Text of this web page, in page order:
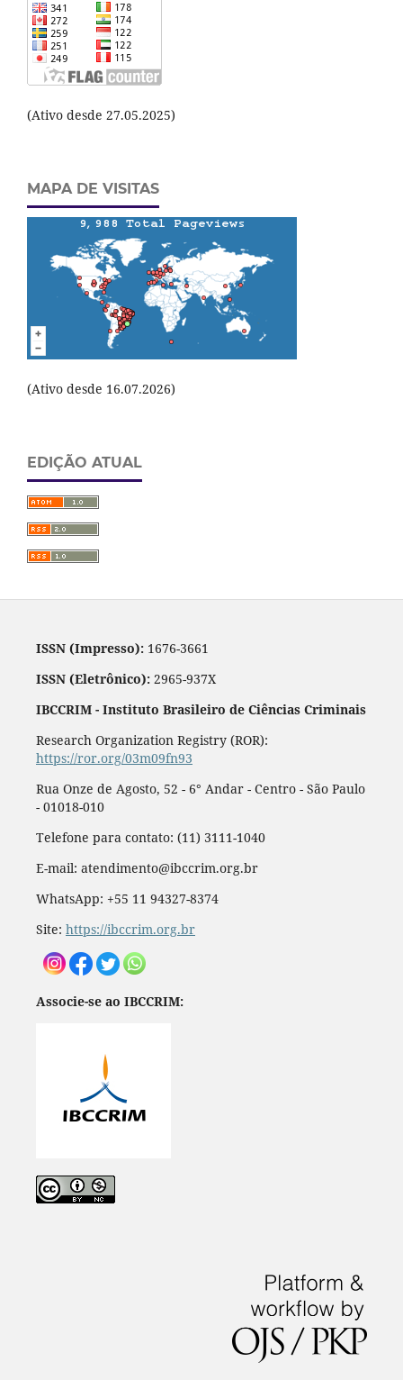
(Ativo desde 27.05.2025)
MAPA DE VISITAS
(Ativo desde 16.07.2026)
EDIÇÃO ATUAL
ISSN (Impresso):1676-3661
ISSN (Eletrônico):2965-937X
IBCCRIM - Instituto Brasileiro de Ciências Criminais
Research Organization Registry (ROR):
https://ror.org/03m09fn93
Rua Onze de Agosto, 52 - 6° Andar - Centro - São Paulo
- 01018-010
Telefone para contato: (11) 3111-1040
E-mail: atendimento@ibccrim.org.br
WhatsApp: +55 11 94327-8374
Site: https://ibccrim.org.br
Associe-se ao IBCCRIM: